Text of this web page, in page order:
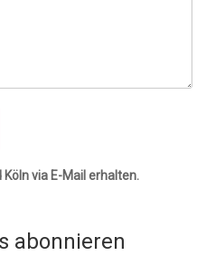
via E-Mail erhalten.
abonnieren